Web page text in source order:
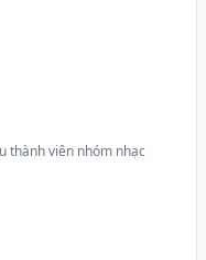
thành viên nhóm nhạc